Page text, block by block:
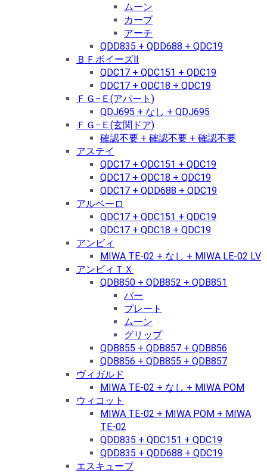
ムーン
カーブ
アーチ
QDD835 + QDD688 + QDC19
ＢＦボイーズⅡ
QDC17 + QDC151 + QDC19
QDC17 + QDC18 + QDC19
ＦＧ−Ｅ(アパート)
QDJ695 + なし + QDJ695
ＦＧ−Ｅ(玄関ドア)
確認不要 + 確認不要 + 確認不要
アステイ
QDC17 + QDC151 + QDC19
QDC17 + QDC18 + QDC19
QDC17 + QDD688 + QDC19
アルベーロ
QDC17 + QDC151 + QDC19
QDC17 + QDC18 + QDC19
アンビィ
MIWA TE-02 + なし + MIWA LE-02 LV
アンビィＴＸ
QDB850 + QDB852 + QDB851
バー
プレート
ムーン
グリップ
QDB855 + QDB857 + QDB856
QDB856 + QDB855 + QDB857
ヴィガルド
MIWA TE-02 + なし + MIWA POM
ウィコット
MIWA TE-02 + MIWA POM + MIWA
TE-02
QDD835 + QDC151 + QDC19
QDD835 + QDD688 + QDC19
エスキューブ